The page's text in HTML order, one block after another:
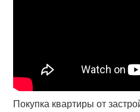
Покупка квартиры от